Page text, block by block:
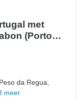
met
(Porto
Peso da Regua,
meer